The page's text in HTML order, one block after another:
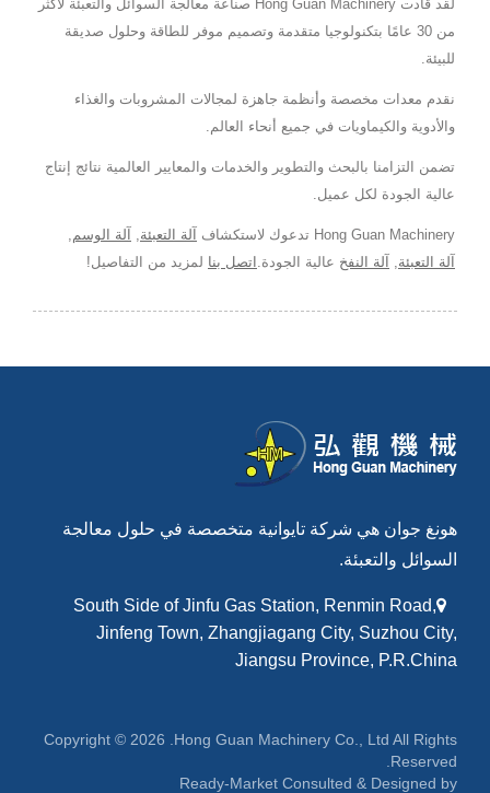
لقد قادت Hong Guan Machinery صناعة معالجة السوائل والتعبئة لأكثر
من 30 عامًا بتكنولوجيا متقدمة وتصميم موفر للطاقة وحلول صديقة
للبيئة.
نقدم معدات مخصصة وأنظمة جاهزة لمجالات المشروبات والغذاء
والأدوية والكيماويات في جميع أنحاء العالم.
تضمن التزامنا بالبحث والتطوير والخدمات والمعايير العالمية نتائج إنتاج
عالية الجودة لكل عميل.
Hong Guan Machinery تدعوك لاستكشاف آلة التعبئة آلة الوسم
آلة التعبئة
آلة النفخ عالية الجودة. اتصل بنا لمزيد من التفاصيل!
هونغ جوان هي شركة تايوانية متخصصة في حلول معالجة
السوائل والتعبئة.
South Side of Jinfu Gas Station, Renmin Road,
Jinfeng Town, Zhangjiagang City, Suzhou City,
Jiangsu Province, P.R.China
Copyright © 2026 Hong Guan Machinery Co., Ltd. All Rights
Reserved.
Consulted & Designed by
Ready-Market